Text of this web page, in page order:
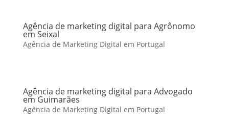
Agência de marketing digital para Agrônomo
em Seixal
Agência de Marketing Digital em Portugal
Agência de marketing digital para Advogado
em Guimarães
Agência de Marketing Digital em Portugal